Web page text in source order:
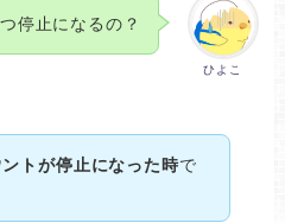
ひよこ
停止になるの？
トが停止になった時で